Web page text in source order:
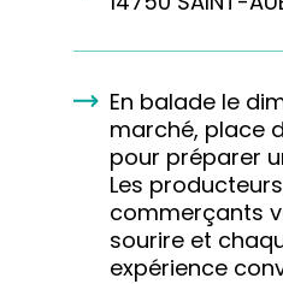
En balade le
marché, place
pour préparer
Les
commerçants
sourire et
expérience